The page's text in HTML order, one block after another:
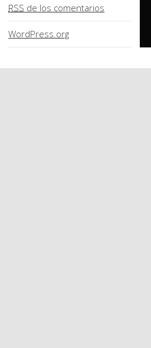
RSS de los comentarios
WordPress.org